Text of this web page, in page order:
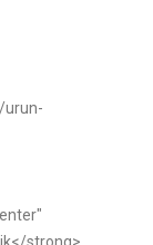
urun-